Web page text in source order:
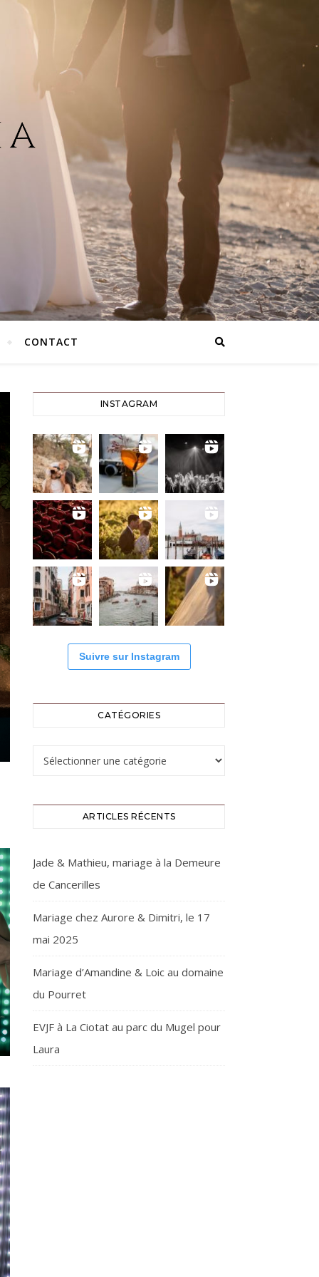
CONTACT
INSTAGRAM
Suivre sur Instagram
CATÉGORIES
Catégories
ARTICLES RÉCENTS
Jade & Mathieu, mariage à la Demeure
de Cancerilles
Mariage chez Aurore & Dimitri, le 17
mai 2025
Mariage d’Amandine & Loic au domaine
du Pourret
EVJF à La Ciotat au parc du Mugel pour
Laura